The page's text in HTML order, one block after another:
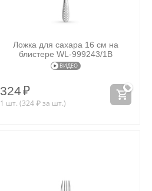
Ложка для сахара 16 см на
блистере WL‑999243/1B
ВИДЕО
324₽
1 шт. (324₽за шт.)